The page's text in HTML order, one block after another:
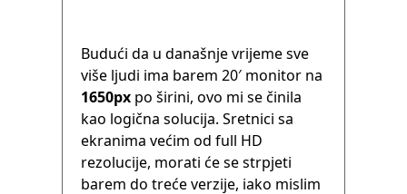
Budući da u današnje vrijeme sve
više ljudi ima barem 20′ monitor na
1650px po širini, ovo mi se činila
kao logična solucija. Sretnici sa
ekranima većim od full HD
rezolucije, morati će se strpjeti
barem do treće verzije, iako mislim